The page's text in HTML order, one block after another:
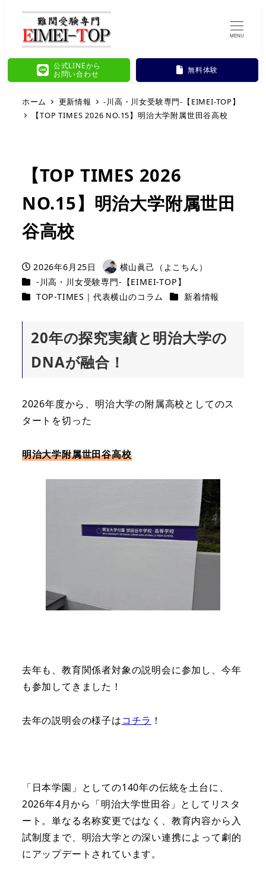
公式LINEから
お問い合わせ
無料体験
MENU
ホーム 更新情報
-川高・川女受験専門-【EIMEI-TOP】
【TOP TIMES 2026 NO.15】明治大学附属世田谷高校
【TOP TIMES 2026
NO.15】明治大学附属世田
谷高校
投稿日
2026年6月25日
著
者
横山眞己（よこちん）
カテゴリー
-川高・川女受験専門-【EIMEI-TOP】
カテゴリー
TOP-TIMES｜代表横山のコラム カテゴリー
新着情報
20年の探究実績と明治大学の
DNAが融合！
2026年度から、明治大学の附属高校としてのス
タートを切った
明治大学附属世田谷高校
去年も、教育関係者対象の説明会に参加し、今年
も参加してきました！
去年の説明会の様子はコチラ ！
「日本学園」としての140年の伝統を土台に、
2026年4月から「明治大学世田谷」としてリスタ
ート。単なる名称変更ではなく、教育内容から入
試制度まで、明治大学との深い連携によって劇的
にアップデートされています。